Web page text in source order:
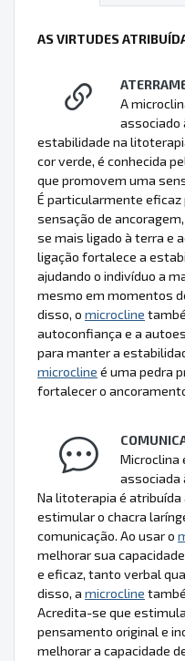
AS VIRTUDES
A
associado
estabilidade na
cor verde, é conhecida
que promovem uma
É particularmente eficaz
sensação de
se mais ligado à terra e
ligação fortalece a
ajudando o indivíduo a
mesmo em momentos
disso, o microcline
autoconfiança e a
para manter a
microcline é uma pedra
fortalecer o
Microclina
associada
Na litoterapia é atribuída
estimular o chacra
comunicação. Ao usar o
melhorar sua
e eficaz, tanto verbal
disso, a microcline
Acredita-se que
pensamento original e
melhorar a capacidade